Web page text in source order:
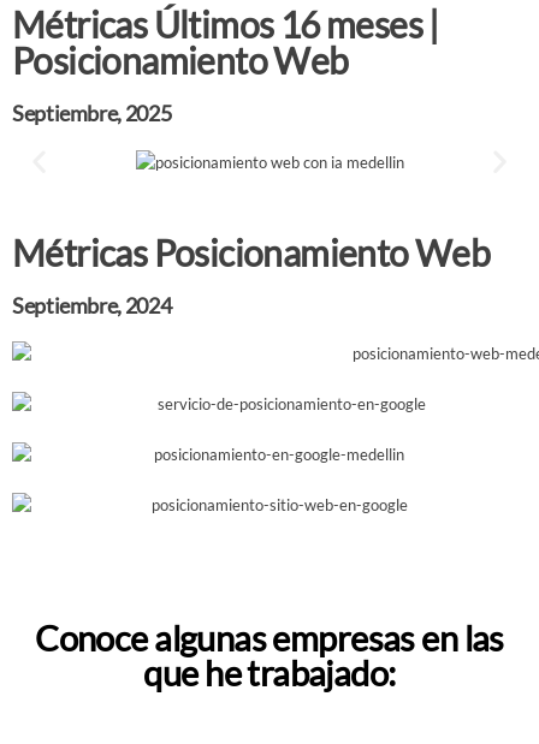
Métricas Últimos 16 meses |
Posicionamiento Web
Septiembre, 2025
Métricas Posicionamiento Web
Septiembre, 2024
Conoce algunas empresas en las
que he trabajado: